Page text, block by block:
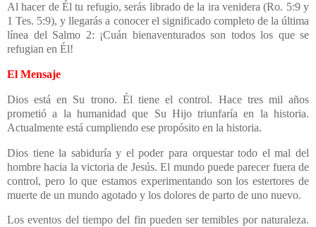
Al hacer de Él tu refugio, serás librado de la ira venidera (Ro. 5:9 y
1 Tes. 5:9), y llegarás a conocer el significado completo de la última
línea del Salmo 2: ¡Cuán bienaventurados son todos los que se
refugian en Él!
El Mensaje
Dios está en Su trono. Él tiene el control. Hace tres mil años
prometió a la humanidad que Su Hijo triunfaría en la historia.
Actualmente está cumpliendo ese propósito en la historia.
Dios tiene la sabiduría y el poder para orquestar todo el mal del
hombre hacia la victoria de Jesús. El mundo puede parecer fuera de
control, pero lo que estamos experimentando son los estertores de
muerte de un mundo agotado y los dolores de parto de uno nuevo.
Los eventos del tiempo del fin pueden ser temibles por naturaleza.